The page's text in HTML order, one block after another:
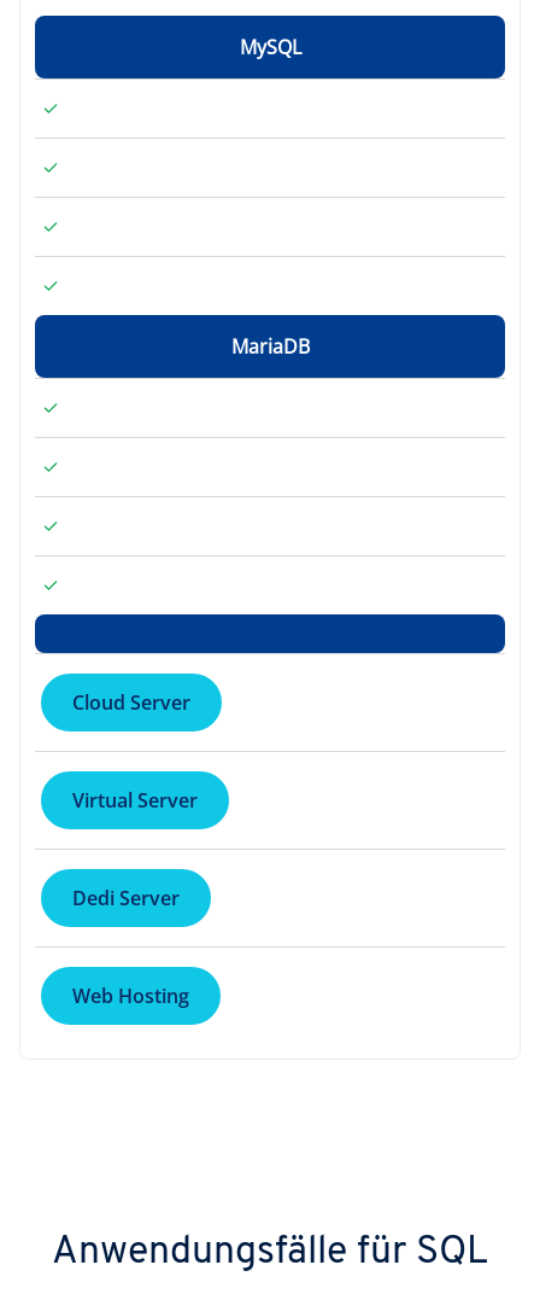
MySQL
MariaDB
Cloud Server
Virtual Server
Dedi Server
Web Hosting
Anwendungsfälle für SQL